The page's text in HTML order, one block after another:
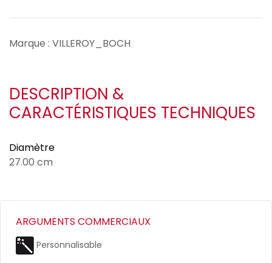
Marque : VILLEROY_BOCH
DESCRIPTION &
CARACTÉRISTIQUES TECHNIQUES
Diamètre
27.00 cm
ARGUMENTS COMMERCIAUX
Personnalisable